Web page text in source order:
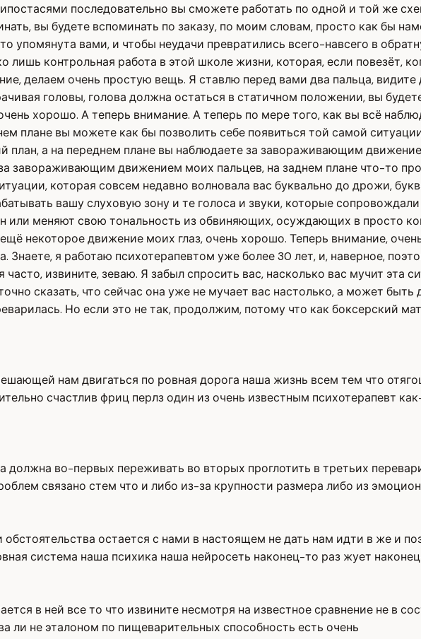
последовательно вы сможете работать по одной и той же
вы будете вспоминать по заказу, по моим словам, просто как бы
упомянута вами, и чтобы неудачи превратились всего-навсего в
контрольная работа в этой школе жизни, которая, если повезёт,
делаем очень простую вещь. Я ставлю перед вами два пальца, видите
головы, голова должна остаться в статичном положении, вы
хорошо. А теперь внимание. А теперь по мере того, как вы всё
плане вы можете как бы позволить себе появиться той самой
план, а на переднем плане вы наблюдаете за завораживающим
завораживающим движением моих пальцев, на заднем плане что-то
которая совсем недавно волновала вас буквально до дрожи,
вашу слуховую зону и те голоса и звуки, которые сопровождали
или меняют свою тональность из обвиняющих, осуждающих в просто
некоторое движение моих глаз, очень хорошо. Теперь внимание,
Знаете, я работаю психотерапевтом уже более 30 лет, и, наверное,
извините, зеваю. Я забыл спросить вас, насколько вас мучит эта
сказать, что сейчас она уже не мучает вас настолько, а может
Но если это не так, продолжим, потому что как боксерский
нам двигаться по ровная дорога наша жизнь всем тем что
счастлив фриц перлз один из очень известным психотерапевт
во-первых переживать во вторых проглотить в третьих
связано стем что и либо из-за крупности размера либо из
остается с нами в настоящем не дать нам идти в же и
система наша психика наша нейросеть наконец-то раз жует
в ней все то что извините несмотря на известное сравнение не в
ли не эталоном по пищеварительных способность есть очень